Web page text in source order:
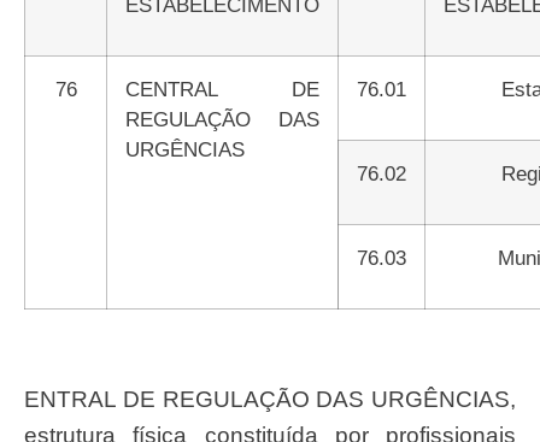
ESTABELECIMENTO
76
CENTRAL DE
REGULAÇÃO DAS
URGÊNCIAS
76.01
76.02
76.03
ENTRAL DE REGULAÇÃO DAS URGÊNCIAS,
estrutura física constituída por profissionais